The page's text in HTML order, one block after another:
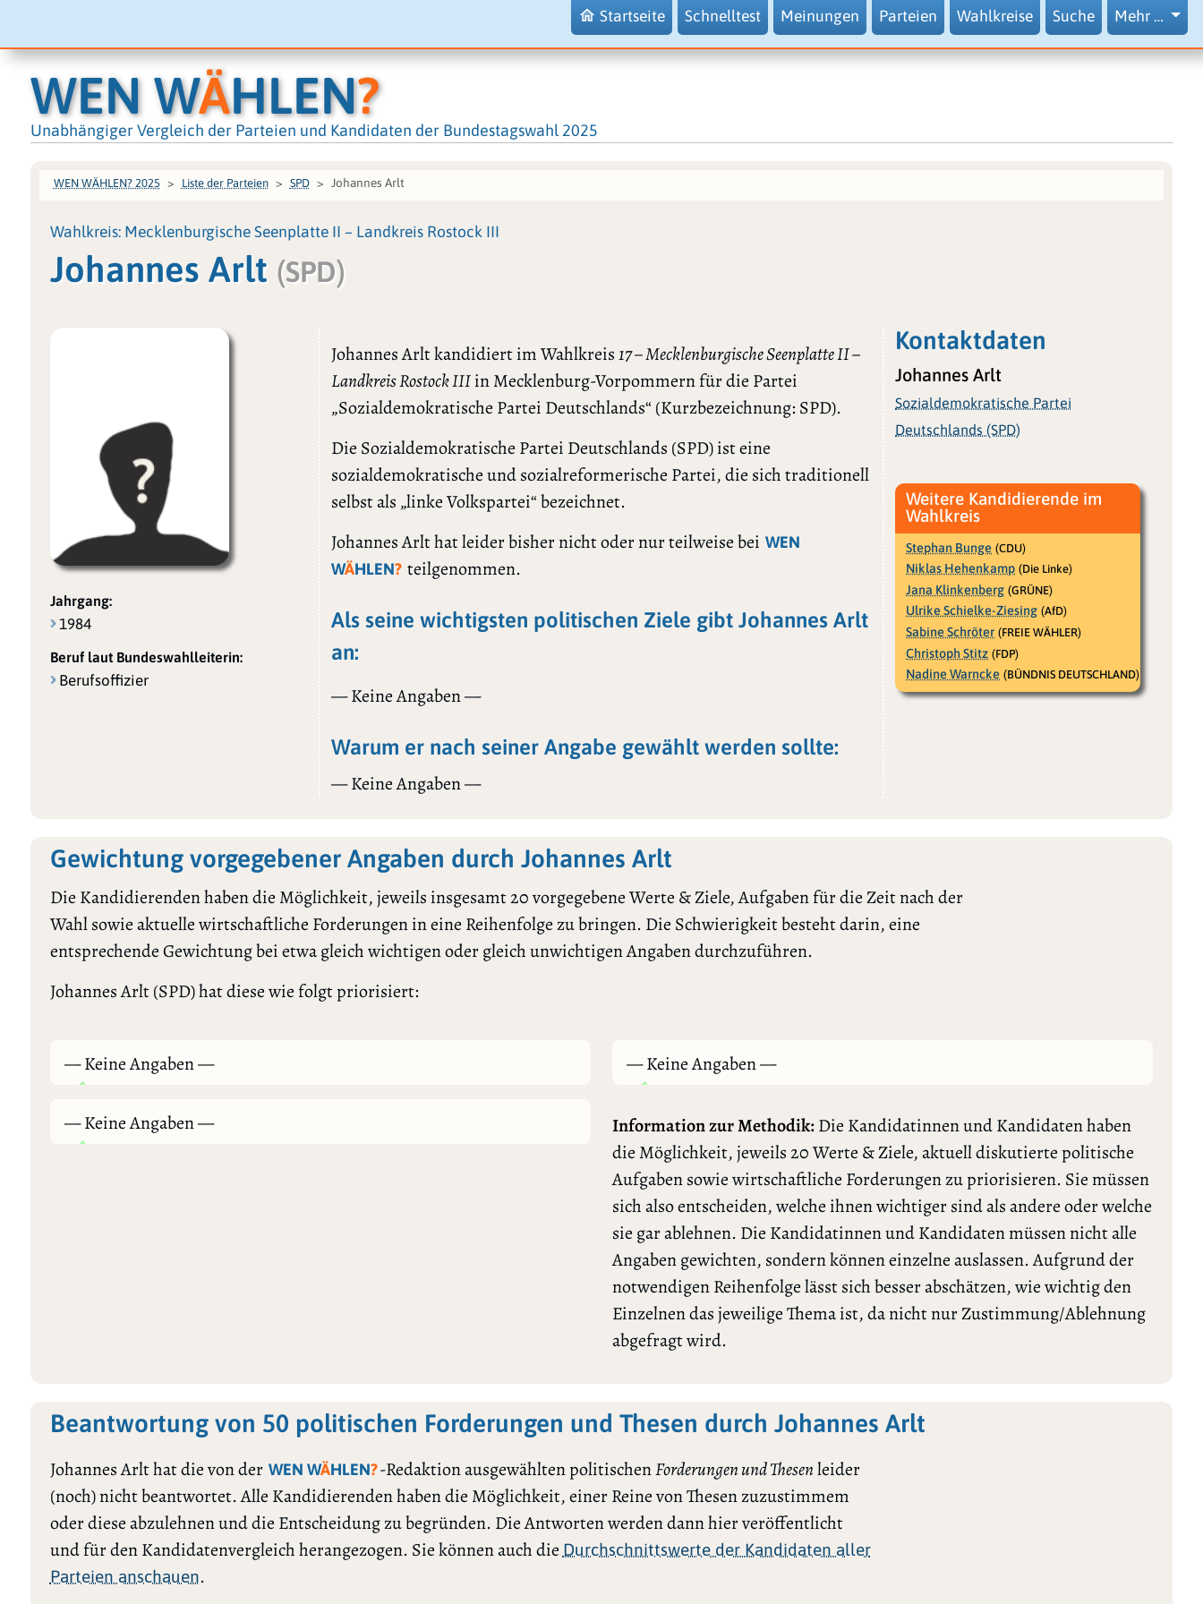
Startseite Schnelltest Meinungen Parteien Wahlkreise Suche Mehr …
WEN WÄHLEN?
Unabhängiger Vergleich der Parteien und Kandidaten der Bundestagswahl 2025
WEN WÄHLEN? 2025 Liste der Parteien SPD Johannes Arlt
Wahlkreis: Mecklenburgische Seenplatte II – Landkreis Rostock III
Johannes Arlt (SPD)
Jahrgang:
1984
Beruf laut Bundeswahlleiterin:
Berufsoffizier
Johannes Arlt kandidiert im Wahlkreis17 – Mecklenburgische Seenplatte II –
Landkreis Rostock IIIin Mecklenburg-Vorpommern für die Partei
„Sozialdemokratische Partei Deutschlands“ (Kurzbezeichnung: SPD).
Die Sozialdemokratische Partei Deutschlands (SPD) ist eine
sozialdemokratische und sozialreformerische Partei, die sich traditionell
selbst als „linke Volkspartei“ bezeichnet.
Johannes Arlt hat leider bisher nicht oder nur teilweise bei WEN
WÄHLEN? teilgenommen.
Als seine wichtigsten politischen Ziele gibt Johannes Arlt
an:
— Keine Angaben —
Warum er nach seiner Angabe gewählt werden sollte:
— Keine Angaben —
Kontaktdaten
Johannes Arlt
Sozialdemokratische Partei
Deutschlands (SPD)
Weitere Kandidierende im
Wahlkreis
Stephan Bunge (CDU)
Niklas Hehenkamp (Die Linke)
Jana Klinkenberg (GRÜNE)
Ulrike Schielke-Ziesing (AfD)
Sabine Schröter (FREIE WÄHLER)
Christoph Stitz (FDP)
Nadine Warncke (BÜNDNIS DEUTSCHLAND)
Gewichtung vorgegebener Angaben durch Johannes Arlt
Die Kandidierenden haben die Möglichkeit, jeweils insgesamt 20 vorgegebene Werte & Ziele, Aufgaben für die Zeit nach der
Wahl sowie aktuelle wirtschaftliche Forderungen in eine Reihenfolge zu bringen. Die Schwierigkeit besteht darin, eine
entsprechende Gewichtung bei etwa gleich wichtigen oder gleich unwichtigen Angaben durchzuführen.
Johannes Arlt (SPD) hat diese wie folgt priorisiert:
— Keine Angaben — — Keine Angaben —
— Keine Angaben — Information zur Methodik:Die Kandidatinnen und Kandidaten haben
die Möglichkeit, jeweils 20 Werte & Ziele, aktuell diskutierte politische
Aufgaben sowie wirtschaftliche Forderungen zu priorisieren. Sie müssen
sich also entscheiden, welche ihnen wichtiger sind als andere oder welche
sie gar ablehnen. Die Kandidatinnen und Kandidaten müssen nicht alle
Angaben gewichten, sondern können einzelne auslassen. Aufgrund der
notwendigen Reihenfolge lässt sich besser abschätzen, wie wichtig den
Einzelnen das jeweilige Thema ist, da nicht nur Zustimmung/Ablehnung
abgefragt wird.
Beantwortung von 50 politischen Forderungen und Thesen durch Johannes Arlt
Johannes Arlt hat die von der WEN WÄHLEN?-Redaktion ausgewählten politischenForderungen und Thesenleider
(noch) nicht beantwortet. Alle Kandidierenden haben die Möglichkeit, einer Reine von Thesen zuzustimmem
oder diese abzulehnen und die Entscheidung zu begründen. Die Antworten werden dann hier veröffentlicht
und für den Kandidatenvergleich herangezogen. Sie können auch dieDurchschnittswerte der Kandidaten aller
Parteien anschauen.